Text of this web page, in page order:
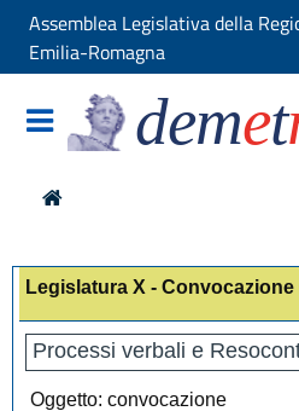
Assemblea Legislativa della
Emilia-Romagna
demet
Legislatura X - Convocazione
Processi verbali e
Oggetto: convocazione